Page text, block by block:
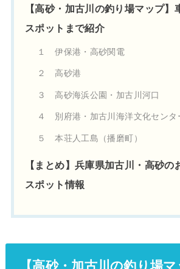
【高砂・加古川の釣り場マップ】
スポットまで紹介
１ 伊保港・高砂関電
２ 高砂港
３ 高砂海浜公園・加古川河口
４ 別府港・加古川海洋文化センタ
５ 本荘人工島（播磨町）
【まとめ】兵庫県加古川・高砂の
スポット情報
【高砂・加古川の釣り場